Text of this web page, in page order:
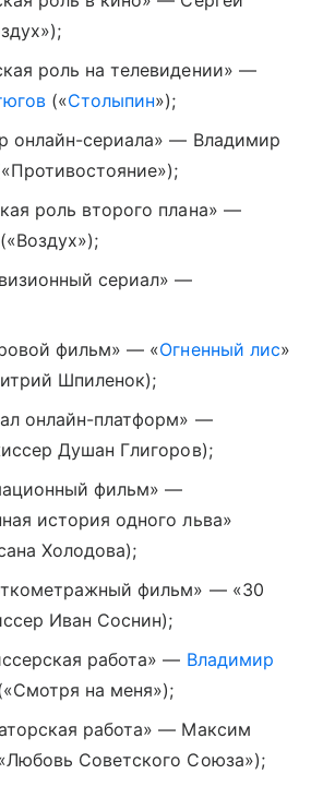
роль на телевидении» —
(«Столыпин»);
онлайн-сериала» — Владимир
роль второго плана» —
сериал» —
фильм» — «Огненный лис»
Шпиленок);
онлайн-платформ» —
Душан Глигоров);
фильм» —
история одного льва»
Холодова);
фильм» — «30
Иван Соснин);
работа» — Владимир
на меня»);
работа» — Максим
Советского Союза»);